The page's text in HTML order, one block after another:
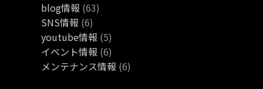
blog情報 (63)
SNS情報 (6)
youtube情報 (5)
イベント情報 (6)
メンテナンス情報 (6)